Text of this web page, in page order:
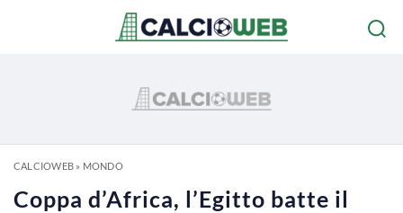
CALCIOWEB» MONDO
Coppa d’Africa, l’Egitto batte il